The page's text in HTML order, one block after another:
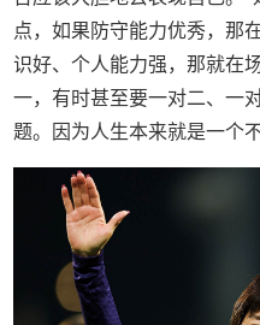
点，如果防守能力优秀，那
识好、个人能力强，那就在
一，有时甚至要一对二、一
题。因为人生本来就是一个